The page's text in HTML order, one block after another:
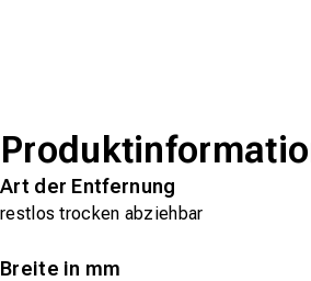
Art der Entfernung
restlos trocken abziehbar
Breite in mm